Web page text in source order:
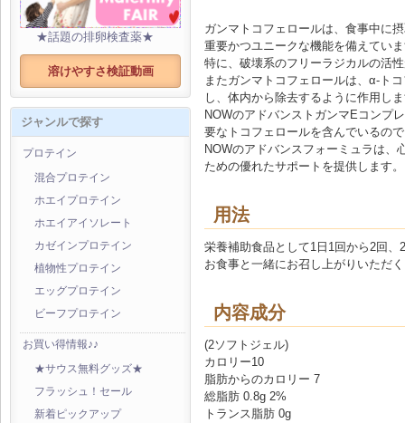
★話題の排卵検査薬★
溶けやすさ検証動画
ジャンルで探す
プロテイン
混合プロテイン
ホエイプロテイン
ホエイアイソレート
カゼインプロテイン
植物性プロテイン
エッグプロテイン
ビーフプロテイン
お買い得情報♪♪
★サウス無料グッズ★
フラッシュ！セール
新着ピックアップ
ガンマトコフェロールは、食事中に
重要かつユニークな機能を備えてい
特に、破壊系のフリーラジカルの活
またガンマトコフェロールは、α-ト
し、体内から除去するように作用し
NOWのアドバンストガンマEコンプ
要なトコフェロールを含んでいるの
NOWのアドバンスフォーミュラは、
ための優れたサポートを提供します。
用法
栄養補助食品として1日1回から2回
お食事と一緒にお召し上がりいただ
内容成分
(2ソフトジェル)
カロリー10
脂肪からのカロリー 7
総脂肪 0.8g 2%
トランス脂肪 0g